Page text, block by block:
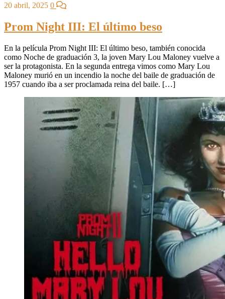
20 abril, 2025 0
Prom Night III: El último beso
En la película Prom Night III: El último beso, también conocida
como Noche de graduación 3, la joven Mary Lou Maloney vuelve a
ser la protagonista. En la segunda entrega vimos como Mary Lou
Maloney murió en un incendio la noche del baile de graduación de
1957 cuando iba a ser proclamada reina del baile. […]